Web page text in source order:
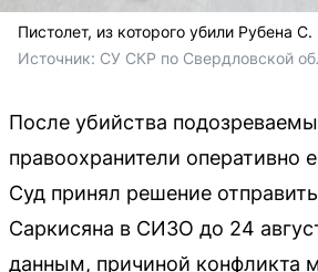
Пистолет, из которого убили Рубена С.
Источник: СУ СКР по Свердловской
После убийства
правоохранители оперативно
Суд принял решение
Саркисяна в СИЗО до 24
данным, причиной конфликта